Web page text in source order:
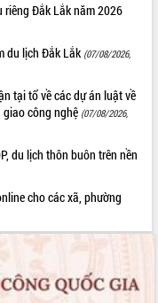
riêng Đắk Lắk năm 2026
du lịch Đắk Lắk (07/08/2026,
tại tổ về các dự án luật về
công nghệ (07/08/2026,
du lịch thôn buôn trên nền
cho các xã, phường